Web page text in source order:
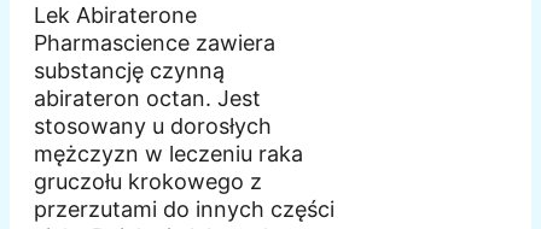
Lek Abiraterone
Pharmascience zawiera
substancję czynną
abirateron octan. Jest
stosowany u dorosłych
mężczyzn w leczeniu raka
gruczołu krokowego z
przerzutami do innych części